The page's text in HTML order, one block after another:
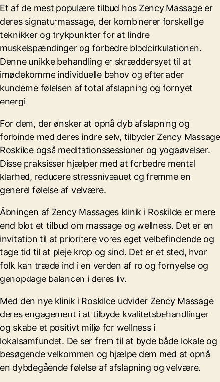
Et af de mest populære tilbud hos Zency Massage er
deres signaturmassage, der kombinerer forskellige
teknikker og trykpunkter for at lindre
muskelspændinger og forbedre blodcirkulationen.
Denne unikke behandling er skræddersyet til at
imødekomme individuelle behov og efterlader
kunderne følelsen af total afslapning og fornyet
energi.
For dem, der ønsker at opnå dyb afslapning og
forbinde med deres indre selv, tilbyder Zency Massage
Roskilde også meditationssessioner og yogaøvelser.
Disse praksisser hjælper med at forbedre mental
klarhed, reducere stressniveauet og fremme en
generel følelse af velvære.
Åbningen af Zency Massages klinik i Roskilde er mere
end blot et tilbud om massage og wellness. Det er en
invitation til at prioritere vores eget velbefindende og
tage tid til at pleje krop og sind. Det er et sted, hvor
folk kan træde ind i en verden af ro og fornyelse og
genopdage balancen i deres liv.
Med den nye klinik i Roskilde udvider Zency Massage
deres engagement i at tilbyde kvalitetsbehandlinger
og skabe et positivt miljø for wellness i
lokalsamfundet. De ser frem til at byde både lokale og
besøgende velkommen og hjælpe dem med at opnå
en dybdegående følelse af afslapning og velvære.